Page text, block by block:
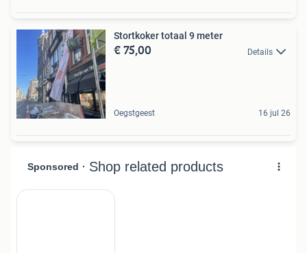
Stortkoker totaal 9 meter
€ 75,00 Details
Oegstgeest 16 jul 26